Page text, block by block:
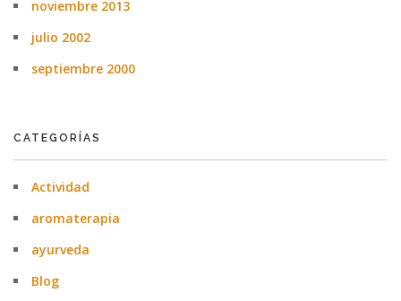
noviembre 2013
julio 2002
septiembre 2000
CATEGORÍAS
Actividad
aromaterapia
ayurveda
Blog